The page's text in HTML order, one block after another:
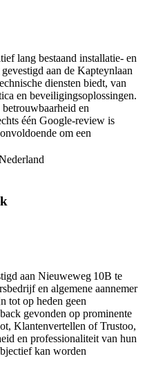
lang bestaand installatie‑ en
aan de Kapteynlaan
diensten biedt, van
en beveiligingsoplossingen.
en
één Google‑review is
om een
aan Nieuweweg 10B te
en algemene aannemer
tot op heden geen
gevonden op prominente
Klantenvertellen of Trustoo,
en professionaliteit van hun
kan worden